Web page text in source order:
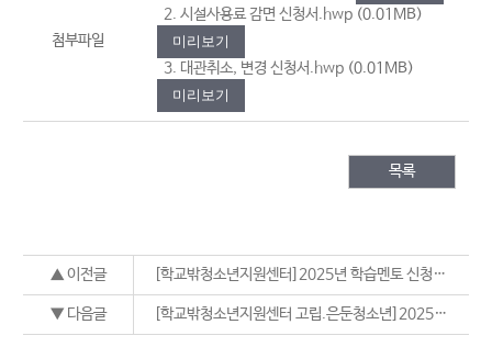
첨부파일
2. 시설사용료 감면 신청서.hwp (0.01MB)
미리보기
3. 대관취소, 변경 신청서.hwp (0.01MB)
미리보기
목록
▲ 이전글 [학교밖청소년지원센터]2025년 학습멘토 신청서 양식
▼ 다음글 [학교밖청소년지원센터 고립.은둔청소년]2025년 학습멘토 신청서 양식